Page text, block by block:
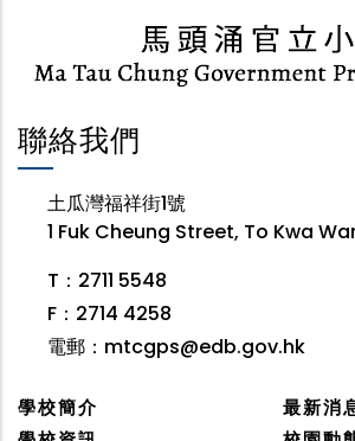
聯絡我們
土瓜灣福祥街1號
1 Fuk Cheung Street, To Kwa
T：2711 5548
F：2714 4258
電郵： mtcgps@edb.gov.hk
學校簡介
最新消